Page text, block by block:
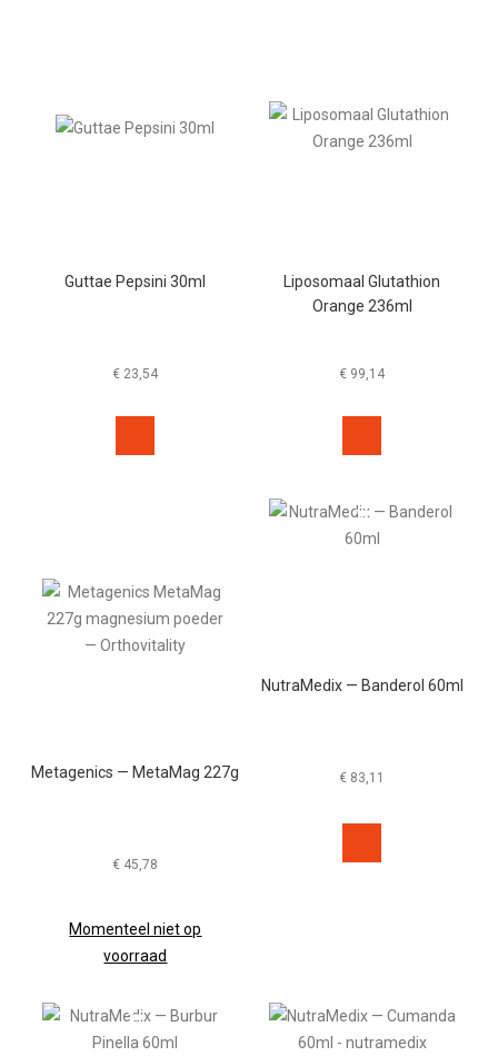
Guttae Pepsini 30ml
€ 23,54
Liposomaal Glutathion
Orange 236ml
€ 99,14
Metagenics — MetaMag 227g
€ 45,78
Momenteel niet op
voorraad
NutraMedix — Banderol 60ml
€ 83,11